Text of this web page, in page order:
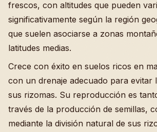
frescos, con altitudes que pueden
significativamente según la región
que suelen asociarse a zonas
latitudes medias.
Crece con éxito en suelos ricos en
con un drenaje adecuado para evitar
sus rizomas. Su reproducción es
través de la producción de semillas,
mediante la división natural de sus